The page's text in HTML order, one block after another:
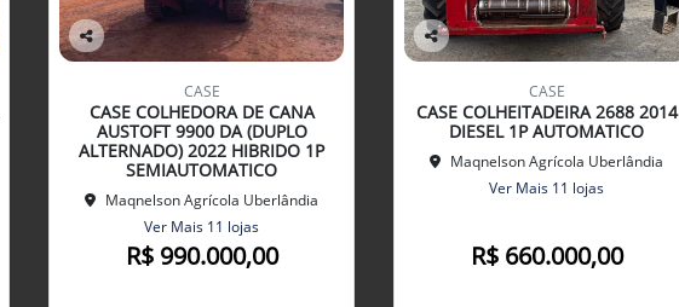
Co
arti
lhe
CASE
CASE COLHEDORA DE CANA
AUSTOFT 9900 DA (DUPLO
ALTERNADO) 2022 HIBRIDO 1P
SEMIAUTOMATICO
Maqnelson Agrícola Uberlândia
Ver Mais 11 lojas
R$ 990.000,00
Co
arti
lhe
CASE
CASE COLHEITADEIRA 2688 2014
DIESEL 1P AUTOMATICO
Maqnelson Agrícola Uberlândia
Ver Mais 11 lojas
R$ 660.000,00